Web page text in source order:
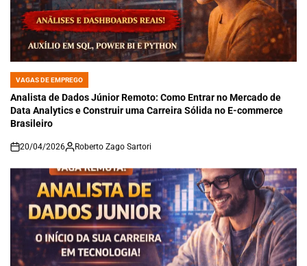
POSTED
IN
VAGAS DE EMPREGO
Analista de Dados Júnior Remoto: Como Entrar no Mercado de
Data Analytics e Construir uma Carreira Sólida no E-commerce
Brasileiro
on
20/04/2026 Roberto Zago Sartori